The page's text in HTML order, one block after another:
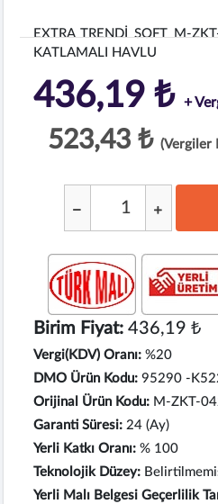
EXTRA TRENDİ SOFT M-
KATLAMALI HAVLU
436,19 ₺ +
523,43 ₺ (Vergiler
Birim Fiyat:436,19 ₺
Vergi(KDV) Oranı: %20
DMO Ürün Kodu: 95290 -
Orijinal Ürün Kodu: M-ZKT-
Garanti Süresi: 24 (Ay)
Yerli Katkı Oranı: % 100
Teknolojik Düzey:
Yerli Malı Belgesi Geçerlilik